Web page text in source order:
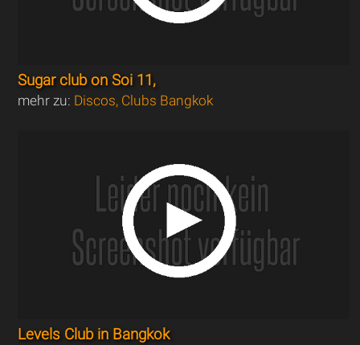
Sugar club on Soi 11,
mehr zu: Discos, Clubs Bangkok
Levels Club in Bangkok